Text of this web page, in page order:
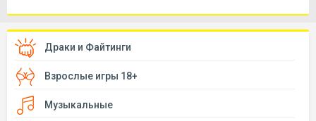
Драки и Файтинги
Взрослые игры 18+
Музыкальные